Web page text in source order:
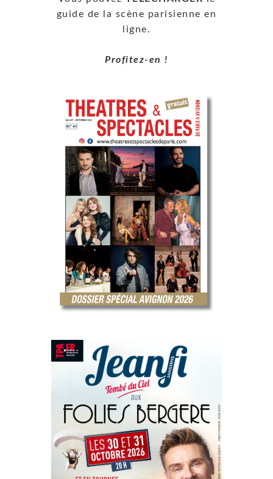
guide de la scène parisienne en
ligne.
Profitez-en !